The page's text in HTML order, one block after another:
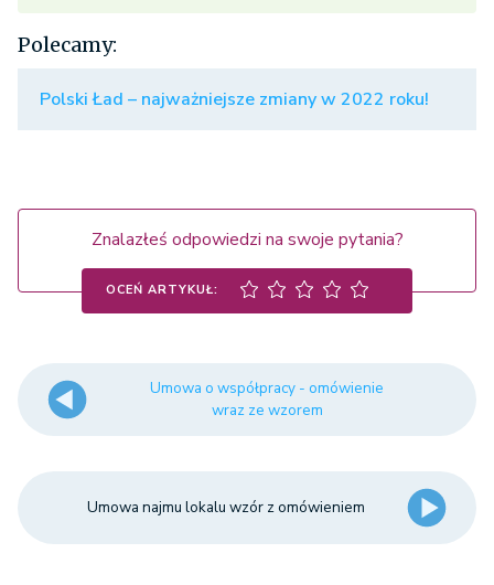
Polecamy:
Polski Ład – najważniejsze zmiany w 2022 roku!
Znalazłeś odpowiedzi na swoje pytania?
OCEŃ ARTYKUŁ:
Umowa o współpracy - omówienie
wraz ze wzorem
Umowa najmu lokalu wzór z omówieniem